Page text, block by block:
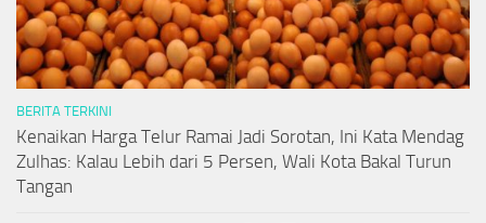
BERITA TERKINI
Kenaikan Harga Telur Ramai Jadi Sorotan, Ini Kata Mendag
Zulhas: Kalau Lebih dari 5 Persen, Wali Kota Bakal Turun
Tangan